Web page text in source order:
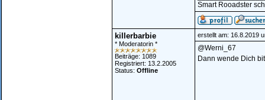
Smart Rooadster
killerbarbie
* Moderatorin *
Beiträge: 1089
Registriert: 13.2.2005
Status: Offline
erstellt am: 16.8.2019
@Werni_67
Dann wende Dich